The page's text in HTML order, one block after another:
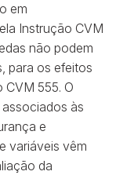
em
Instrução CVM
não podem
para os efeitos
CVM 555. O
às
e
variáveis vêm
da